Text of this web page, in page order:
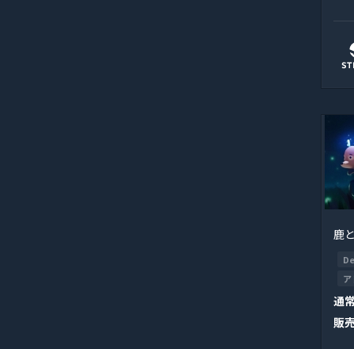
鹿
通
販